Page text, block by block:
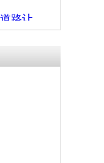
路让
疾病交